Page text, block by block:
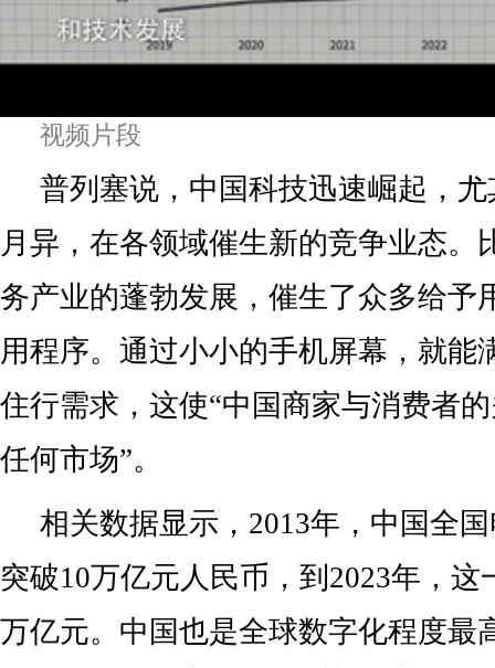
视频片段
普列塞说，中国科技迅速崛起，
月异，在各领域催生新的竞争业态。
务产业的蓬勃发展，催生了众多给予
用程序。通过小小的手机屏幕，就能
住行需求，这使“中国商家与消费者
任何市场”。
相关数据显示，2013年，中国全
突破10万亿元人民币，到2023年，这
万亿元。中国也是全球数字化程度最